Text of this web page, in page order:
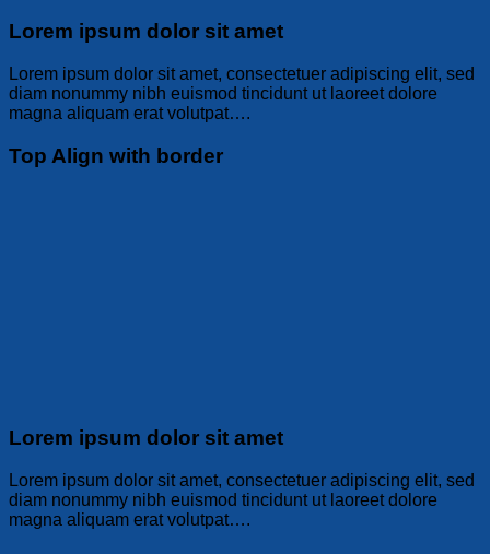
Lorem ipsum dolor sit amet
Lorem ipsum dolor sit amet, consectetuer adipiscing elit, sed
diam nonummy nibh euismod tincidunt ut laoreet dolore
magna aliquam erat volutpat….
Top Align with border
Lorem ipsum dolor sit amet
Lorem ipsum dolor sit amet, consectetuer adipiscing elit, sed
diam nonummy nibh euismod tincidunt ut laoreet dolore
magna aliquam erat volutpat….